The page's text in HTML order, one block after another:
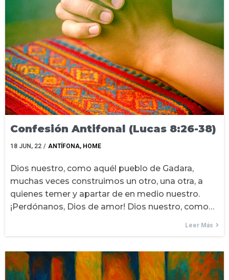
Confesión Antifonal (Lucas 8:26-38)
18 JUN, 22 / ANTÍFONA HOME
Dios nuestro, como aquél pueblo de Gadara,
muchas veces construimos un otro, una otra, a
quienes temer y apartar de en medio nuestro.
¡Perdónanos, Dios de amor! Dios nuestro, como…
Leer Más